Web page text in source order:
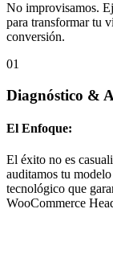
No improvisamos.
para transformar tu
conversión.
01
Diagnóstico &
El Enfoque:
El éxito no es
auditamos tu
tecnológico que
WooCommerce